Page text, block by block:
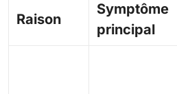
Raison
Symptôme
principal